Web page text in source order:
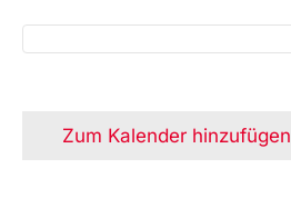
Zum Kalender hinzufügen